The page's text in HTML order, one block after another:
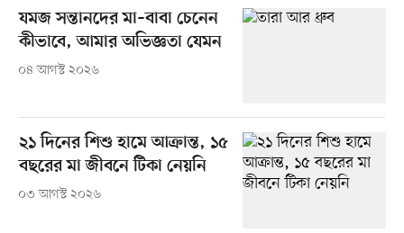
যমজ সন্তানদের মা–বাবা চেনেন
কীভাবে, আমার অভিজ্ঞতা যেমন
০৪ আগস্ট ২০২৬
২১ দিনের শিশু হামে আক্রান্ত, ১৫
বছরের মা জীবনে টিকা নেয়নি
০৩ আগস্ট ২০২৬